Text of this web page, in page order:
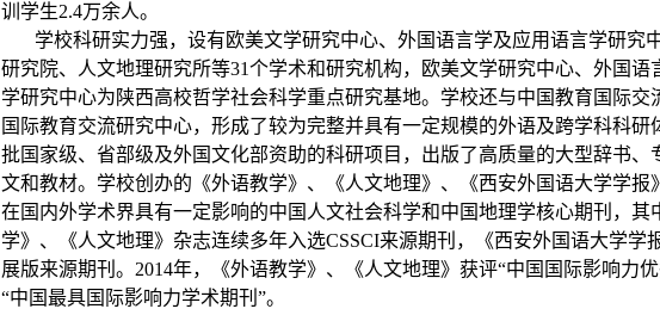
训学生2.4万余人。
学校科研实力强，设有欧美文学研究中心、外国语言学及应用语言学研究
研究院、人文地理研究所等31个学术和研究机构，欧美文学研究中心、外国语
学研究中心为陕西高校哲学社会科学重点研究基地。学校还与中国教育国际交
国际教育交流研究中心，形成了较为完整并具有一定规模的外语及跨学科科研
批国家级、省部级及外国文化部资助的科研项目，出版了高质量的大型辞书、
文和教材。学校创办的《外语教学》、《人文地理》、《西安外国语大学学报
在国内外学术界具有一定影响的中国人文社会科学和中国地理学核心期刊，其
学》、《人文地理》杂志连续多年入选CSSCI来源期刊，《西安外国语大学学
展版来源期刊。2014年，《外语教学》、《人文地理》获评“中国国际影响力
“中国最具国际影响力学术期刊”。